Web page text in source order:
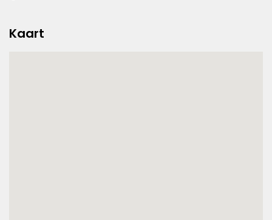
Kaart